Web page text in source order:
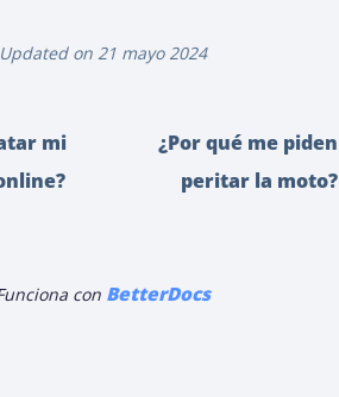
Updated on 21 mayo 2024
mi
¿Por qué me piden
peritar la moto?
con BetterDocs